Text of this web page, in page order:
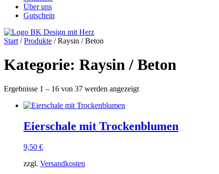
Über uns
Gutschein
Start /Produkte / Raysin / Beton
Kategorie: Raysin / Beton
Ergebnisse 1 – 16 von 37 werden angezeigt
Eierschale mit Trockenblumen
9,50 €
zzgl. Versandkosten